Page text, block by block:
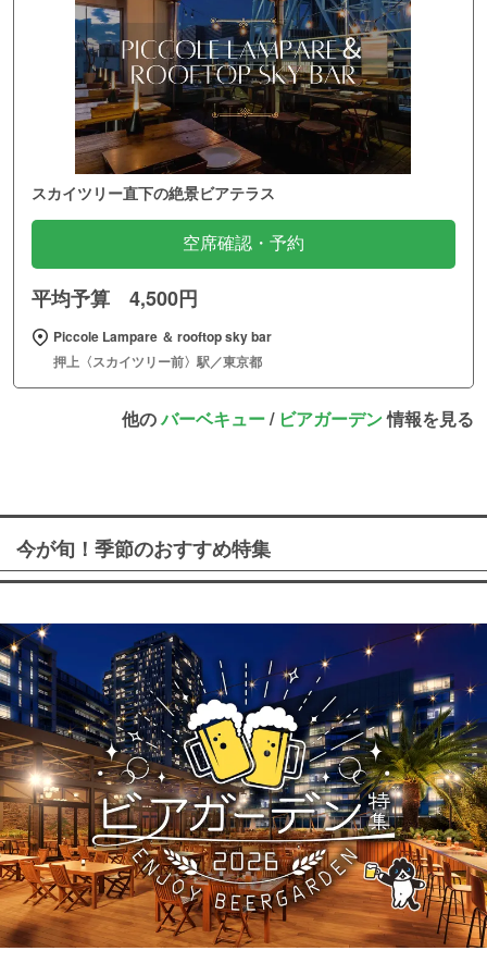
スカイツリー直下の絶景ビアテラス
空席確認・予約
平均予算 4,500円
Piccole Lampare ＆ rooftop sky bar
押上〈スカイツリー前〉駅／東京都
他のバーベキュー/ ビアガーデン情報を見る
今が旬！季節のおすすめ特集